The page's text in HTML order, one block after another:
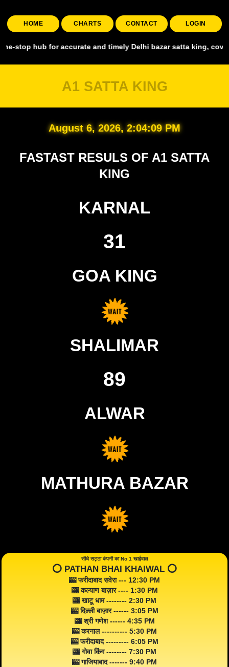
HOME CHARTS CONTACT LOGIN
hub for accurate and timely Delhi bazar satta king, covering
A1 SATTA KING
August 6, 2026, 2:04:10 PM
FASTAST RESULS OF A1 SATTA
KING
KARNAL
31
GOA KING
SHALIMAR
89
ALWAR
MATHURA BAZAR
सीधे सट्टा कंपनी का No 1 खाईवाल
⭕️ PATHAN BHAI KHAIWAL ⭕️
🎰 फरीदाबाद सवेरा --- 12:30 PM
🎰 कल्याण बाज़ार ---- 1:30 PM
🎰 खाटू धाम -------- 2:30 PM
🎰 दिल्ली बाज़ार ------ 3:05 PM
🎰 श्री गणेश ------ 4:35 PM
🎰 करनाल ---------- 5:30 PM
🎰 फरीदाबाद --------- 6:05 PM
🎰 गोवा किंग -------- 7:30 PM
🎰 गाजियाबाद ------- 9:40 PM